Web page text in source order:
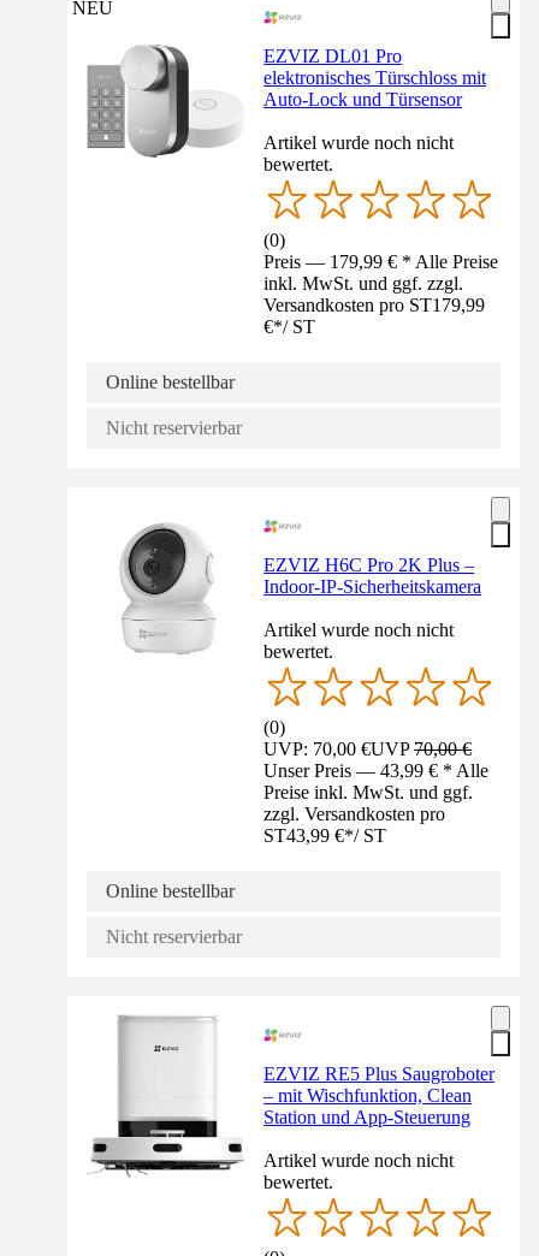
NEU
EZVIZ DL01 Pro
elektronisches Türschloss mit
Auto-Lock und Türsensor
Artikel wurde noch nicht
bewertet.
(0)
Preis — 179,99 € * Alle Preise
inkl. MwSt. und ggf. zzgl.
Versandkosten pro ST179,99
€*/ ST
Online bestellbar
Nicht reservierbar
EZVIZ H6C Pro 2K Plus –
Indoor-IP-Sicherheitskamera
Artikel wurde noch nicht
bewertet.
(0)
UVP: 70,00 €UVP70,00 €
Unser Preis — 43,99 € * Alle
Preise inkl. MwSt. und ggf.
zzgl. Versandkosten pro
ST43,99 €*/ ST
Online bestellbar
Nicht reservierbar
EZVIZ RE5 Plus Saugroboter
– mit Wischfunktion, Clean
Station und App-Steuerung
Artikel wurde noch nicht
bewertet.